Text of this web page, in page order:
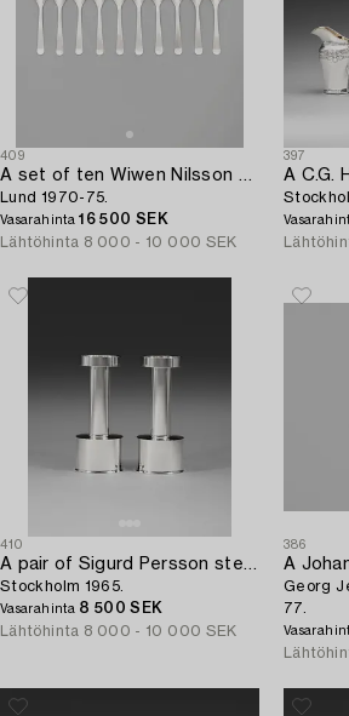
409
A set of ten Wiwen Nilsson sterling oyster forks,
Lund 1970-75.
Vasarahinta16 500 SEK
Lähtöhinta 8 000 - 10 000 SEK
397
410
A pair of Sigurd Persson sterling candlesticks,
Stockholm 1965.
Vasarahinta 8 500 SEK
Lähtöhinta 8 000 - 10 000 SEK
386
Georg
77.